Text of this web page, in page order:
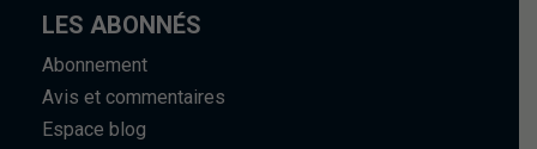
LES ABONNÉS
Abonnement
Avis et commentaires
Espace blog